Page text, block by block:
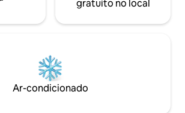
gratuito no local
Ar-condicionado